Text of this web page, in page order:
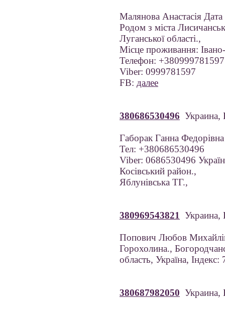
Малянова Анастасія
Родом з міста
Луганської області.,
Місце проживання:
Телефон: +380999781597
Viber: 0999781597
FB: далее
380686530496
Габорак Ганна Федорівна
Тел: +380686530496
Viber: 0686530496
Косівський район.,
Яблунівська ТГ.,
380969543821
Попович Любов
Горохолина.,
область, Україна,
380687982050